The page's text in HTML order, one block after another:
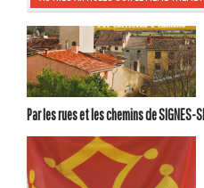
Par les rues et les chemins de SIGNES-